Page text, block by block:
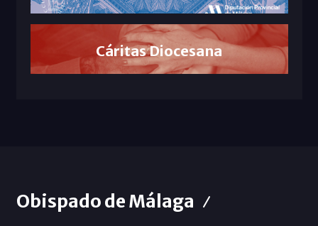
Cáritas Diocesana
Obispado de Málaga